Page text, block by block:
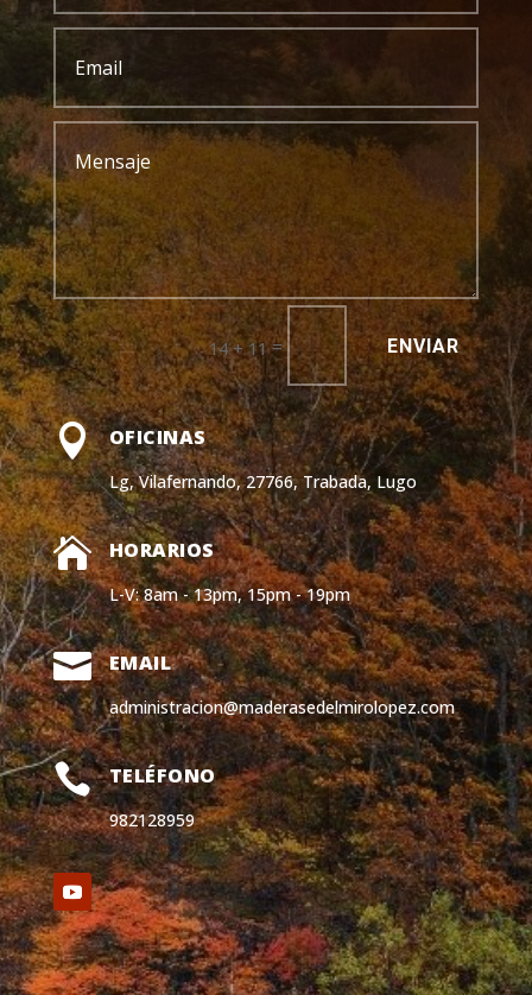
14 + 11= ENVIAR
 OFICINAS
Lg, Vilafernando, 27766, Trabada, Lugo
 HORARIOS
L-V: 8am - 13pm, 15pm - 19pm
 EMAIL
administracion@maderasedelmirolopez.com
 TELÉFONO
982128959